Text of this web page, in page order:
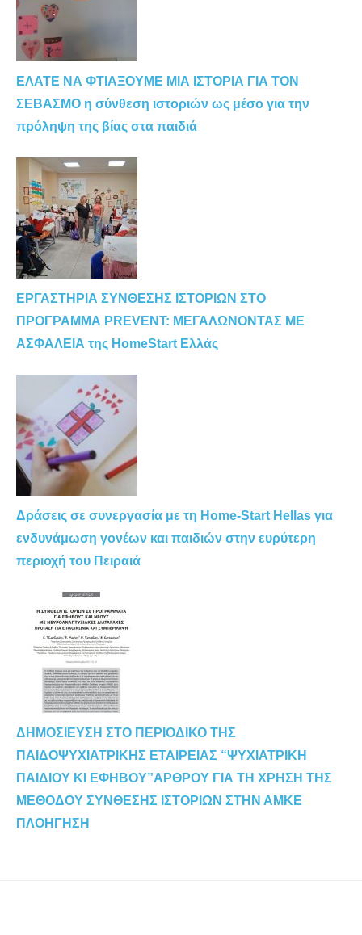
ΕΛΑΤΕ ΝΑ ΦΤΙΑΞΟΥΜΕ ΜΙΑ ΙΣΤΟΡΙΑ ΓΙΑ ΤΟΝ
ΣΕΒΑΣΜΟ η σύνθεση ιστοριών ως μέσο για την
πρόληψη της βίας στα παιδιά
ΕΡΓΑΣΤΗΡΙΑ ΣΥΝΘΕΣΗΣ ΙΣΤΟΡΙΩΝ ΣΤΟ
ΠΡΟΓΡΑΜΜΑ PREVENT: ΜΕΓΑΛΩΝΟΝΤΑΣ ΜΕ
ΑΣΦΑΛΕΙΑ της HomeStart Ελλάς
Δράσεις σε συνεργασία με τη Home-Start Hellas για
ενδυνάμωση γονέων και παιδιών στην ευρύτερη
περιοχή του Πειραιά
ΔΗΜΟΣΙΕΥΣΗ ΣΤΟ ΠΕΡΙΟΔΙΚΟ ΤΗΣ
ΠΑΙΔΟΨΥΧΙΑΤΡΙΚΗΣ ΕΤΑΙΡΕΙΑΣ “ΨΥΧΙΑΤΡΙΚΗ
ΠΑΙΔΙΟΥ ΚΙ ΕΦΗΒΟΥ”ΑΡΘΡΟΥ ΓΙΑ ΤΗ ΧΡΗΣΗ ΤΗΣ
ΜΕΘΟΔΟΥ ΣΥΝΘΕΣΗΣ ΙΣΤΟΡΙΩΝ ΣΤΗΝ ΑΜΚΕ
ΠΛΟΗΓΗΣΗ